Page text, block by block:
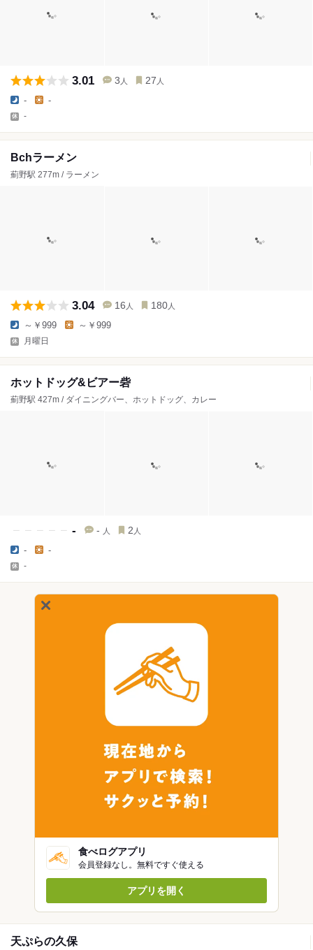
3.01 3 人 27 人
- -
-
Bchラーメン
薊野駅 277m / ラーメン
3.04 16 人 180 人
～￥999 ～￥999
月曜日
ホットドッグ&ビアー砦
薊野駅 427m / ダイニングバー、ホットドッグ、カレー
- - 人 2 人
- -
-
食べログアプリ
会員登録なし。無料ですぐ使える
アプリを開く
天ぷらの久保